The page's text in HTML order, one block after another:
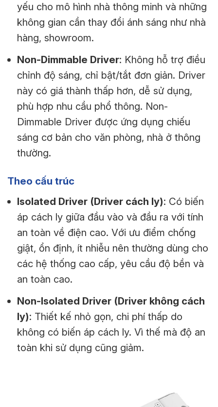
yếu cho mô hình nhà thông minh và những
không gian cần thay đổi ánh sáng như nhà
hàng, showroom.
Non-Dimmable Driver: Không hỗ trợ điều
chỉnh độ sáng, chỉ bật/tắt đơn giản. Driver
này có giá thành thấp hơn, dễ sử dụng,
phù hợp nhu cầu phổ thông. Non-
Dimmable Driver được ứng dụng chiếu
sáng cơ bản cho văn phòng, nhà ở thông
thường.
Theo cấu trúc
Isolated Driver (Driver cách ly): Có biến
áp cách ly giữa đầu vào và đầu ra với tính
an toàn về điện cao. Với ưu điểm chống
giật, ổn định, ít nhiễu nên thường dùng cho
các hệ thống cao cấp, yêu cầu độ bền và
an toàn cao.
Non-Isolated Driver (Driver không cách
ly): Thiết kế nhỏ gọn, chi phí thấp do
không có biến áp cách ly. Vì thế mà độ an
toàn khi sử dụng cũng giảm.